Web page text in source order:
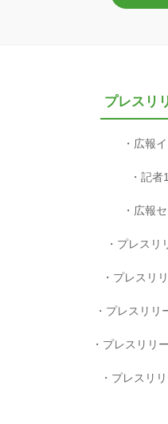
プレスリ
広報
記者
広報
プレスリ
プレスリ
プレスリリ
プレスリリ
プレスリ